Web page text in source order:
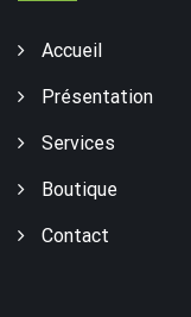
Accueil
Présentation
Services
Boutique
Contact